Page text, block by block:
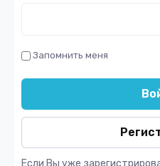
Запомнить меня